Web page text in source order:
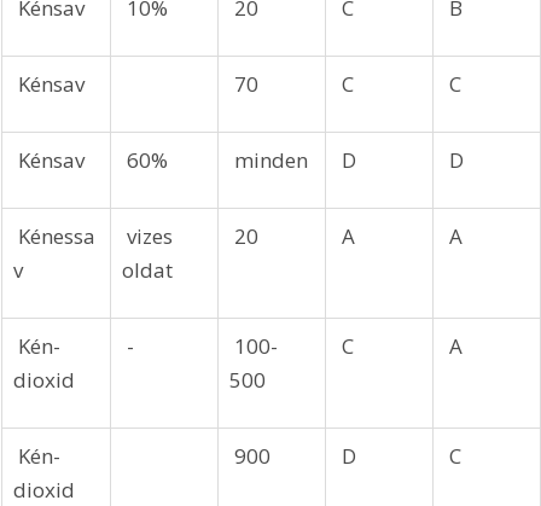
Kénsav 10% 20 C B
Kénsav 70 C C
Kénsav 60% minden D D
Kénessa
v
vizes
oldat
20 A A
Kén-
dioxid
-
100-
500
C A
Kén-
dioxid
900 D C